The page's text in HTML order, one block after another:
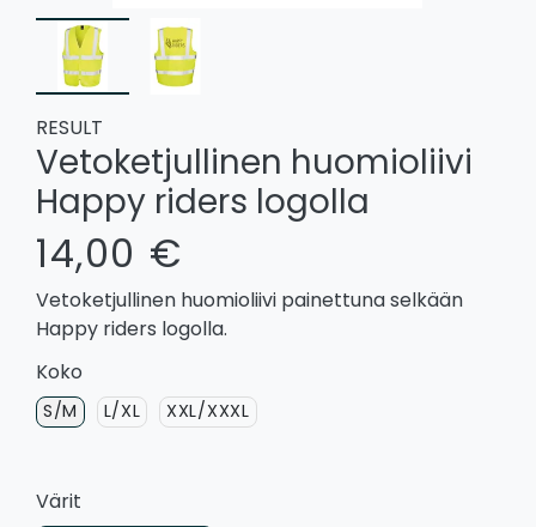
RESULT
Vetoketjullinen huomioliivi
Happy riders logolla
14,00 €
Vetoketjullinen huomioliivi painettuna selkään
Happy riders logolla.
Koko
S/M L/XL XXL/XXXL
Värit